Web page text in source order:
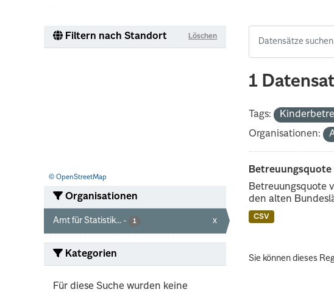
Filtern nach Standort Löschen
© OpenStreetMap
Organisationen
Amt für Statistik... - 1 x
Kategorien
Für diese Suche wurden keine
1
Tags:
Organisationen:
Betreuungsquote
den alten
CSV
Sie können dieses